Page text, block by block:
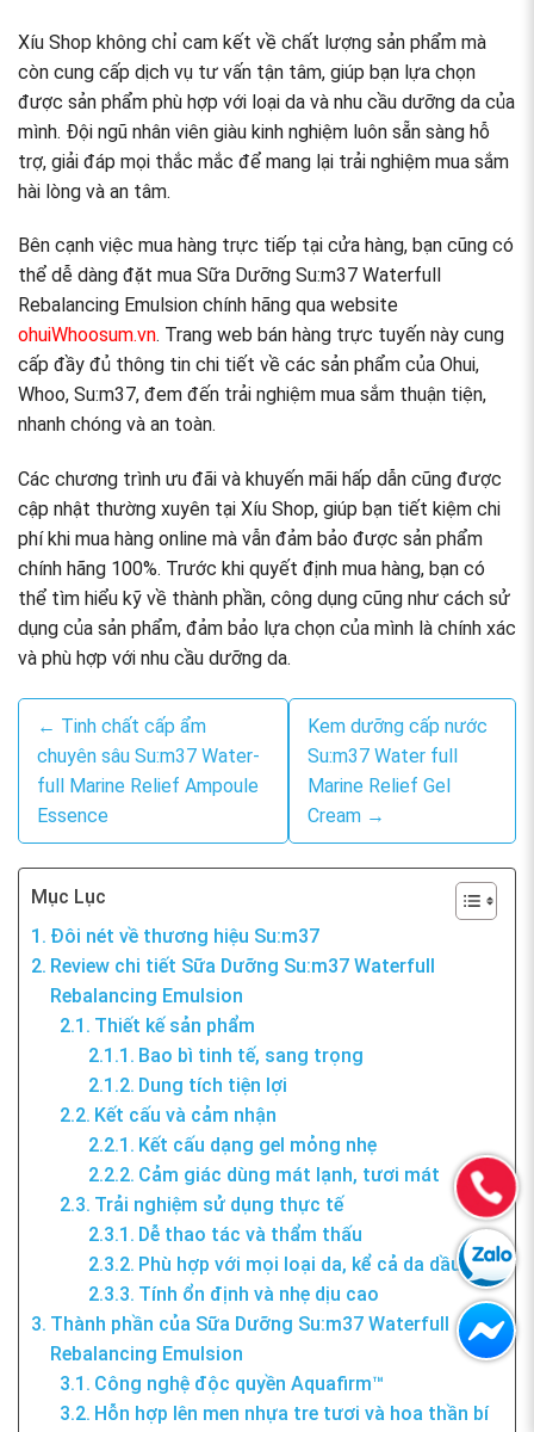
Xíu Shop không chỉ cam kết về chất lượng sản phẩm mà
còn cung cấp dịch vụ tư vấn tận tâm, giúp bạn lựa chọn
được sản phẩm phù hợp với loại da và nhu cầu dưỡng da của
mình. Đội ngũ nhân viên giàu kinh nghiệm luôn sẵn sàng hỗ
trợ, giải đáp mọi thắc mắc để mang lại trải nghiệm mua sắm
hài lòng và an tâm.
Bên cạnh việc mua hàng trực tiếp tại cửa hàng, bạn cũng có
thể dễ dàng đặt mua Sữa Dưỡng Su:m37 Waterfull
Rebalancing Emulsion chính hãng qua website
ohuiWhoosum.vn. Trang web bán hàng trực tuyến này cung
cấp đầy đủ thông tin chi tiết về các sản phẩm của Ohui,
Whoo, Su:m37, đem đến trải nghiệm mua sắm thuận tiện,
nhanh chóng và an toàn.
Các chương trình ưu đãi và khuyến mãi hấp dẫn cũng được
cập nhật thường xuyên tại Xíu Shop, giúp bạn tiết kiệm chi
phí khi mua hàng online mà vẫn đảm bảo được sản phẩm
chính hãng 100%. Trước khi quyết định mua hàng, bạn có
thể tìm hiểu kỹ về thành phần, công dụng cũng như cách sử
dụng của sản phẩm, đảm bảo lựa chọn của mình là chính xác
và phù hợp với nhu cầu dưỡng da.
← Tinh chất cấp ẩm
chuyên sâu Su:m37 Water-
full Marine Relief Ampoule
Essence
Kem dưỡng cấp nước
Su:m37 Water full
Marine Relief Gel
Cream →
Mục Lục
Đôi nét về thương hiệu Su:m37
Review chi tiết Sữa Dưỡng Su:m37 Waterfull
Rebalancing Emulsion
Thiết kế sản phẩm
Bao bì tinh tế, sang trọng
Dung tích tiện lợi
Kết cấu và cảm nhận
Kết cấu dạng gel mỏng nhẹ
Cảm giác dùng mát lạnh, tươi mát
Trải nghiệm sử dụng thực tế
Dễ thao tác và thẩm thấu
Phù hợp với mọi loại da, kể cả da dầu
Tính ổn định và nhẹ dịu cao
Thành phần của Sữa Dưỡng Su:m37 Waterfull
Rebalancing Emulsion
Công nghệ độc quyền Aquafirm™
Hỗn hợp lên men nhựa tre tươi và hoa thần bí